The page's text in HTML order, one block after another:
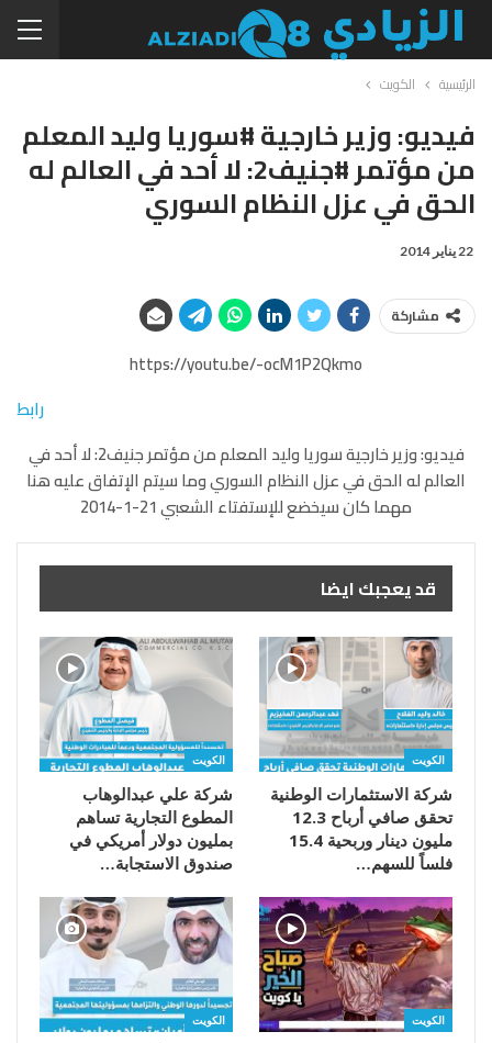
الرئيسية الكويت
فيديو: وزير خارجية #سوريا وليد المعلم
من مؤتمر #جنيف2: لا أحد في العالم له
الحق في عزل النظام السوري
22 يناير 2014
مشاركة
https://youtu.be/-ocM1P2Qkmo
رابط
فيديو: وزير خارجية سوريا وليد المعلم من مؤتمر جنيف2: لا أحد في
العالم له الحق في عزل النظام السوري وما سيتم الإتفاق عليه هنا
مهما كان سيخضع للإستفتاء الشعبي 21-1-2014
قد يعجبك ايضا
الكويت
شركة الاستثمارات الوطنية
تحقق صافي أرباح 12.3
مليون دينار وربحية 15.4
فلساً للسهم…
الكويت
شركة علي عبدالوهاب
المطوع التجارية تساهم
بمليون دولار أمريكي في
صندوق الاستجابة…
الكويت الكويت